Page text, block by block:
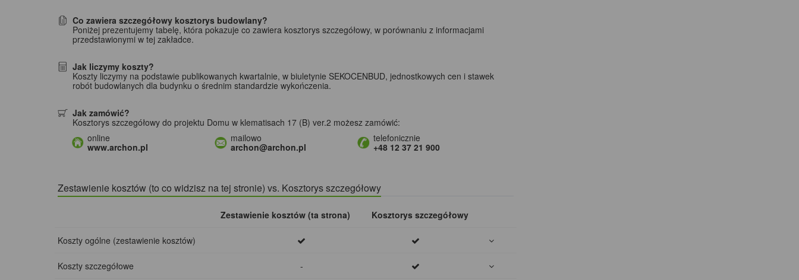
Co zawiera szczegółowy kosztorys budowlany?
Poniżej prezentujemy tabelę, która pokazuje co zawiera kosztorys szczegółowy, w porównaniu z informacjami
przedstawionymi w tej zakładce.
Jak liczymy koszty?
Koszty liczymy na podstawie publikowanych kwartalnie, w biuletynie SEKOCENBUD, jednostkowych cen i stawek
robót budowlanych dla budynku o średnim standardzie wykończenia.
Jak zamówić?
Kosztorys szczegółowy do projektu Domu w klematisach 17 (B) ver.2 możesz zamówić:
online
www.archon.pl
mailowo
archon@archon.pl
telefonicznie
+48 12 37 21 900
Zestawienie kosztów (to co widzisz na tej stronie) vs. Kosztorys szczegółowy
Zestawienie kosztów (ta strona) Kosztorys szczegółowy
Koszty ogólne (zestawienie kosztów)
Koszty szczegółowe -